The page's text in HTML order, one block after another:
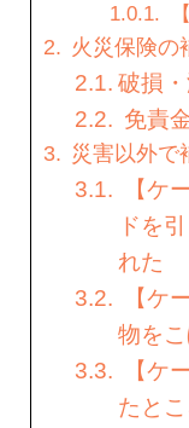
火災保険の
破損
免責
災害以外で
【ケ
ドを
れた
【ケ
物を
【ケ
たと